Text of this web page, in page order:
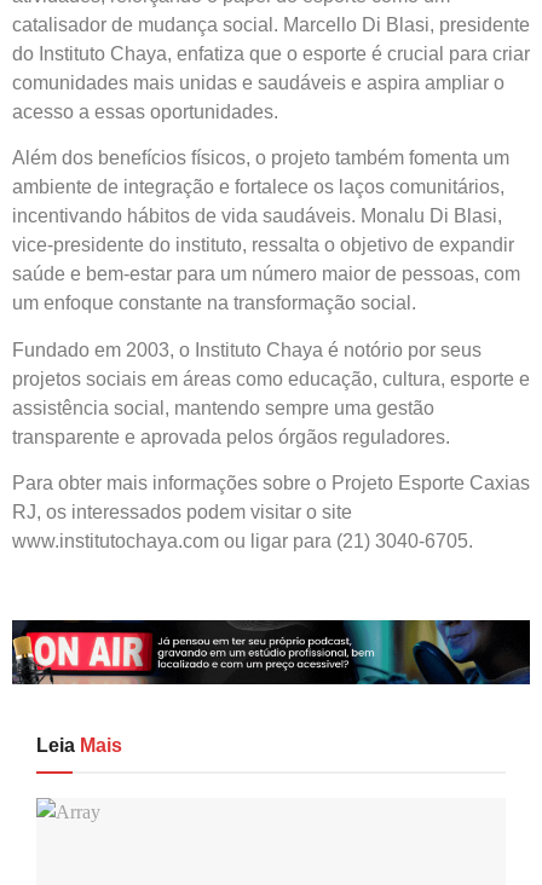
catalisador de mudança social. Marcello Di Blasi, presidente
do Instituto Chaya, enfatiza que o esporte é crucial para criar
comunidades mais unidas e saudáveis e aspira ampliar o
acesso a essas oportunidades.
Além dos benefícios físicos, o projeto também fomenta um
ambiente de integração e fortalece os laços comunitários,
incentivando hábitos de vida saudáveis. Monalu Di Blasi,
vice-presidente do instituto, ressalta o objetivo de expandir
saúde e bem-estar para um número maior de pessoas, com
um enfoque constante na transformação social.
Fundado em 2003, o Instituto Chaya é notório por seus
projetos sociais em áreas como educação, cultura, esporte e
assistência social, mantendo sempre uma gestão
transparente e aprovada pelos órgãos reguladores.
Para obter mais informações sobre o Projeto Esporte Caxias
RJ, os interessados podem visitar o site
www.institutochaya.com ou ligar para (21) 3040-6705.
Leia Mais